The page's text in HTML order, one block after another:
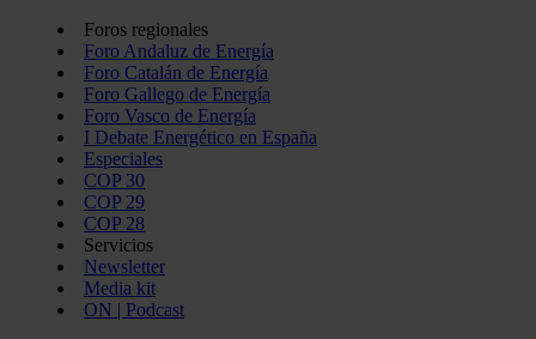
Foros regionales
Foro Andaluz de Energía
Foro Catalán de Energía
Foro Gallego de Energía
Foro Vasco de Energía
I Debate Energético en España
Especiales
COP 30
COP 29
COP 28
Servicios
Newsletter
Media kit
ON | Podcast